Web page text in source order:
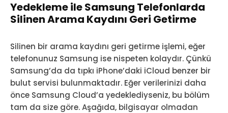
Yedekleme ile Samsung Telefonlarda
Silinen Arama Kaydını Geri Getirme
Silinen bir arama kaydını geri getirme işlemi, eğer
telefonunuz Samsung ise nispeten kolaydır. Çünkü
Samsung’da da tıpkı iPhone’daki iCloud benzer bir
bulut servisi bulunmaktadır. Eğer verilerinizi daha
önce Samsung Cloud’a yedeklediyseniz, bu bölüm
tam da size göre. Aşağıda, bilgisayar olmadan